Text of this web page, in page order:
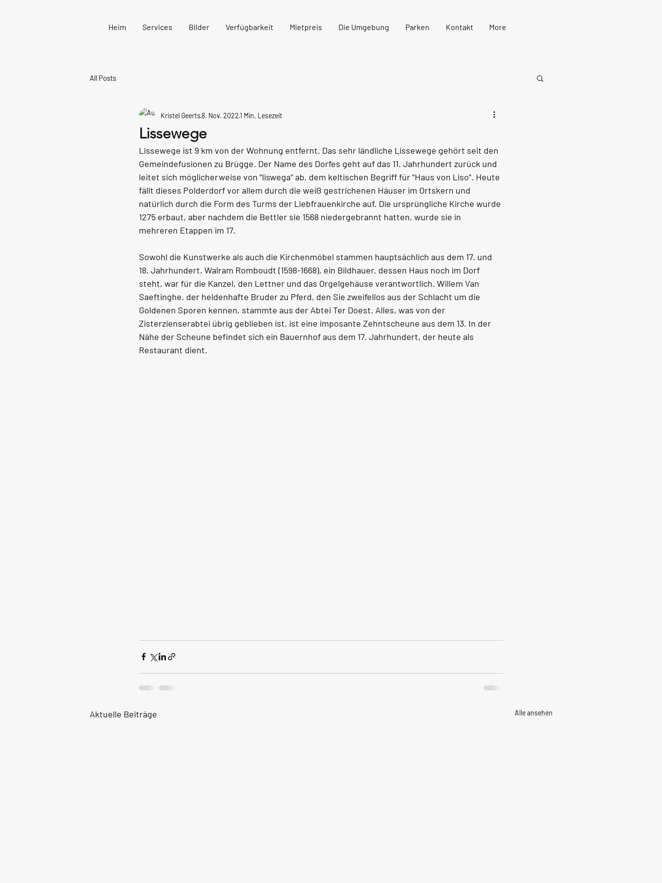
Heim Services Bilder Verfügbarkeit Mietpreis Die Umgebung Parken Kontakt More
All Posts
Lissewege
Kristel Geerts8. Nov. 20221 Min. Lesezeit
Lissewege ist 9 km von der Wohnung entfernt. Das sehr ländliche Lissewege gehört seit den
Gemeindefusionen zu Brügge. Der Name des Dorfes geht auf das 11. Jahrhundert zurück und
leitet sich möglicherweise von "liswega" ab, dem keltischen Begriff für "Haus von Liso". Heute
fällt dieses Polderdorf vor allem durch die weiß gestrichenen Häuser im Ortskern und
natürlich durch die Form des Turms der Liebfrauenkirche auf. Die ursprüngliche Kirche wurde
1275 erbaut, aber nachdem die Bettler sie 1568 niedergebrannt hatten, wurde sie in
mehreren Etappen im 17.
Sowohl die Kunstwerke als auch die Kirchenmöbel stammen hauptsächlich aus dem 17. und
18. Jahrhundert. Walram Romboudt (1598-1668), ein Bildhauer, dessen Haus noch im Dorf
steht, war für die Kanzel, den Lettner und das Orgelgehäuse verantwortlich. Willem Van
Saeftinghe, der heldenhafte Bruder zu Pferd, den Sie zweifellos aus der Schlacht um die
Goldenen Sporen kennen, stammte aus der Abtei Ter Doest. Alles, was von der
Zisterzienserabtei übrig geblieben ist, ist eine imposante Zehntscheune aus dem 13. In der
Nähe der Scheune befindet sich ein Bauernhof aus dem 17. Jahrhundert, der heute als
Restaurant dient.
Aktuelle Beiträge Alle ansehen